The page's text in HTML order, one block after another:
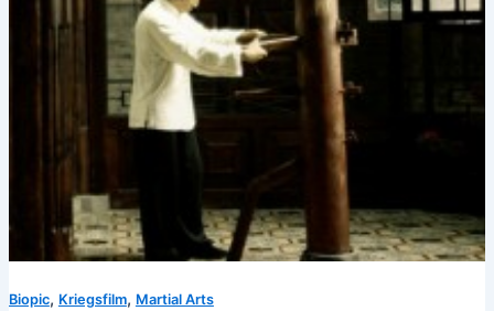
Biopic, Kriegsfilm, Martial Arts